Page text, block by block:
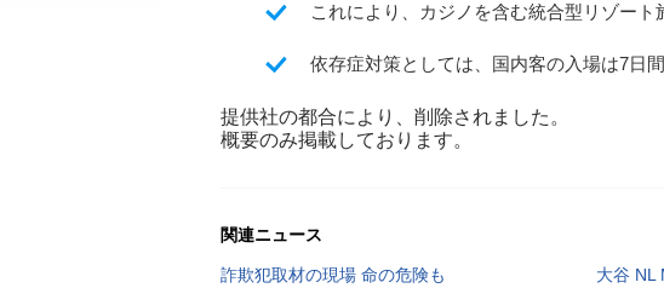
これにより、カジノを含む統合型リゾー
依存症対策としては、国内客の入場は7日
提供社の都合により、削除されました。
概要のみ掲載しております。
関連ニュース
詐欺犯取材の現場 命の危険も
大谷 NL